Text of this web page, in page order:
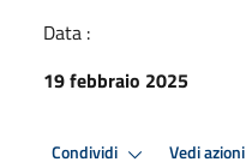
Data :
19 febbraio 2025
Condividi Vedi azioni